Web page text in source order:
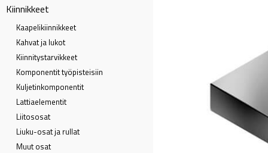
Kiinnikkeet
Kaapeli­kiinnikkeet
Kahvat ja lukot
Kiinnitystarvikkeet
Komponentit työpisteisiin
Kuljetin­komponentit
Lattia­elementit
Liitososat
Liuku-osat ja rullat
Muut osat